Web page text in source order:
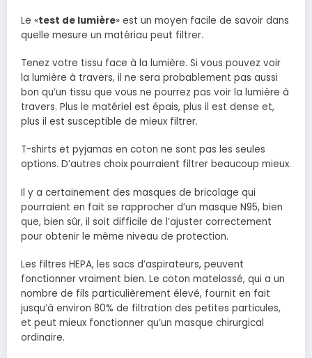
Le «test de lumière» est un moyen facile de savoir dans
quelle mesure un matériau peut filtrer.
Tenez votre tissu face à la lumière. Si vous pouvez voir
la lumière à travers, il ne sera probablement pas aussi
bon qu’un tissu que vous ne pourrez pas voir la lumière à
travers. Plus le matériel est épais, plus il est dense et,
plus il est susceptible de mieux filtrer.
T-shirts et pyjamas en coton ne sont pas les seules
options. D’autres choix pourraient filtrer beaucoup mieux.
Il y a certainement des masques de bricolage qui
pourraient en fait se rapprocher d’un masque N95, bien
que, bien sûr, il soit difficile de l’ajuster correctement
pour obtenir le même niveau de protection.
Les filtres HEPA, les sacs d’aspirateurs, peuvent
fonctionner vraiment bien. Le coton matelassé, qui a un
nombre de fils particulièrement élevé, fournit en fait
jusqu’à environ 80% de filtration des petites particules,
et peut mieux fonctionner qu’un masque chirurgical
ordinaire.